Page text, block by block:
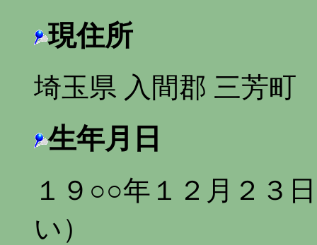
現住所
埼玉県 入間郡 三芳町
生年月日
１９○○年１２月２３
い）